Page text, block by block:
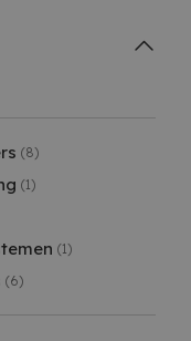
(8)
(1)
(1)
(6)